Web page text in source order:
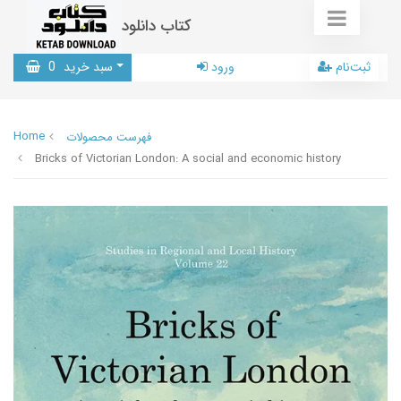
کتاب دانلود
سبد خرید 0 ورود ثبت‌نام
Home
فهرست محصولات
Bricks of Victorian London: A social and economic history